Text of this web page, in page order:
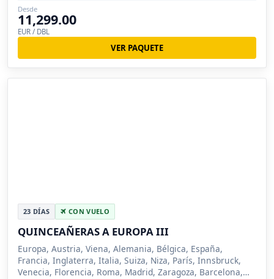
Desde
11,299.00
EUR / DBL
VER PAQUETE
23 DÍAS CON VUELO
QUINCEAÑERAS A EUROPA III
Europa, Austria, Viena, Alemania, Bélgica, España,
Francia, Inglaterra, Italia, Suiza, Niza, París, Innsbruck,
Venecia, Florencia, Roma, Madrid, Zaragoza, Barcelona,